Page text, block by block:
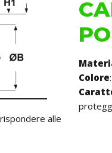
alle
Colore